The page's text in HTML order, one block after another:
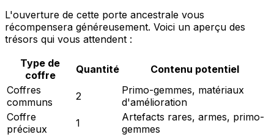
L'ouverture de cette porte ancestrale vous
récompensera généreusement. Voici un aperçu des
trésors qui vous attendent :
Type de
coffre
Quantité
Contenu potentiel
Coffres
communs
2
Primo-gemmes, matériaux
d'amélioration
Coffre
précieux
1
Artefacts rares, armes, primo-
gemmes